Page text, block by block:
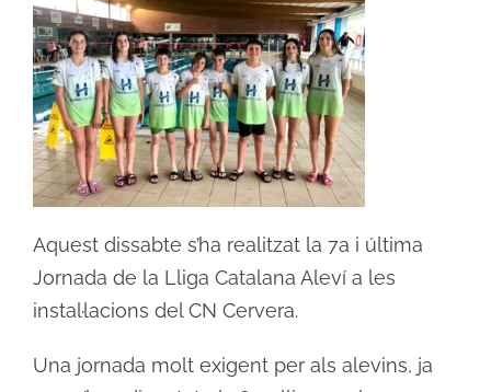
ACTIVITATS
CONTACTE
PATROCINADORS
RESULTATS
Aquest dissabte s’ha realitzat la 7a i última
Jornada de la Lliga Catalana Aleví a les
instal·lacions del CN Cervera.
Una jornada molt exigent per als alevins, ja